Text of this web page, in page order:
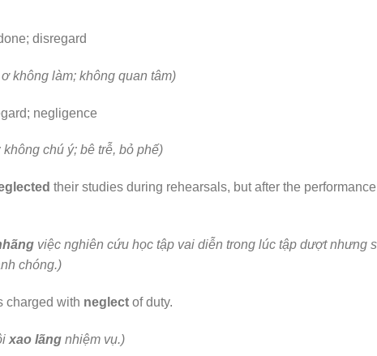
disregard
không làm; không quan tâm)
negligence
chú ý; bê trễ, bỏ phế)
their studies during rehearsals, but after the performance
việc nghiên cứu học tập vai diễn trong lúc tập dượt nhưng
chóng.)
charged with neglect of duty.
xao lãng nhiệm vụ.)